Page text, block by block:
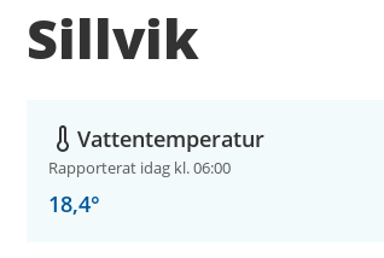
Sillvik
Vattentemperatur
Rapporterat idag kl. 06:00
18,4°